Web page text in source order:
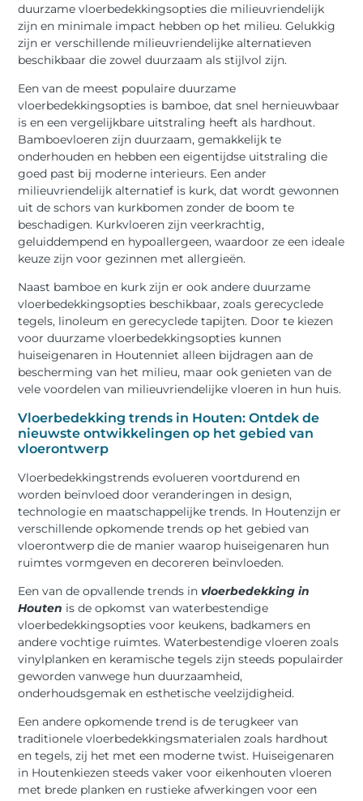
duurzame vloerbedekkingsopties die milieuvriendelijk
zijn en minimale impact hebben op het milieu. Gelukkig
zijn er verschillende milieuvriendelijke alternatieven
beschikbaar die zowel duurzaam als stijlvol zijn.
Een van de meest populaire duurzame
vloerbedekkingsopties is bamboe, dat snel hernieuwbaar
is en een vergelijkbare uitstraling heeft als hardhout.
Bamboevloeren zijn duurzaam, gemakkelijk te
onderhouden en hebben een eigentijdse uitstraling die
goed past bij moderne interieurs. Een ander
milieuvriendelijk alternatief is kurk, dat wordt gewonnen
uit de schors van kurkbomen zonder de boom te
beschadigen. Kurkvloeren zijn veerkrachtig,
geluiddempend en hypoallergeen, waardoor ze een ideale
keuze zijn voor gezinnen met allergieën.
Naast bamboe en kurk zijn er ook andere duurzame
vloerbedekkingsopties beschikbaar, zoals gerecyclede
tegels, linoleum en gerecyclede tapijten. Door te kiezen
voor duurzame vloerbedekkingsopties kunnen
huiseigenaren in Houtenniet alleen bijdragen aan de
bescherming van het milieu, maar ook genieten van de
vele voordelen van milieuvriendelijke vloeren in hun huis.
Vloerbedekking trends in Houten: Ontdek de
nieuwste ontwikkelingen op het gebied van
vloerontwerp
Vloerbedekkingstrends evolueren voortdurend en
worden beïnvloed door veranderingen in design,
technologie en maatschappelijke trends. In Houtenzijn er
verschillende opkomende trends op het gebied van
vloerontwerp die de manier waarop huiseigenaren hun
ruimtes vormgeven en decoreren beïnvloeden.
Een van de opvallende trends invloerbedekking in
Houten is de opkomst van waterbestendige
vloerbedekkingsopties voor keukens, badkamers en
andere vochtige ruimtes. Waterbestendige vloeren zoals
vinylplanken en keramische tegels zijn steeds populairder
geworden vanwege hun duurzaamheid,
onderhoudsgemak en esthetische veelzijdigheid.
Een andere opkomende trend is de terugkeer van
traditionele vloerbedekkingsmaterialen zoals hardhout
en tegels, zij het met een moderne twist. Huiseigenaren
in Houtenkiezen steeds vaker voor eikenhouten vloeren
met brede planken en rustieke afwerkingen voor een